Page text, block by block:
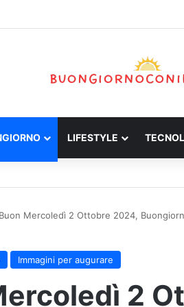
LIFESTYLE
Mercoledì 2 Ottobre 2024,
Immagini per augurare
2